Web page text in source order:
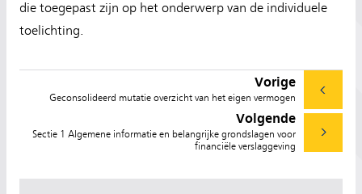
die toegepast zijn op het onderwerp van de individuele
toelichting.
Vorige
Geconsolideerd mutatie overzicht van het eigen vermogen
Volgende
Sectie 1 Algemene informatie en belangrijke grondslagen voor
financiële verslaggeving